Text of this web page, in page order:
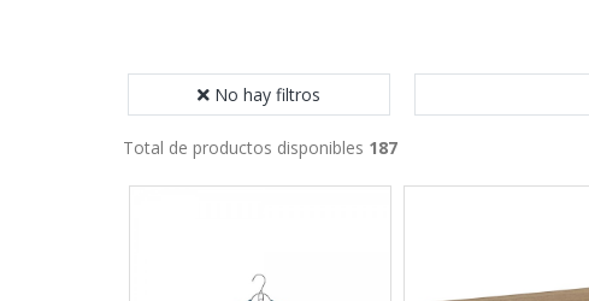
No hay filtros
Total de productos disponibles 187